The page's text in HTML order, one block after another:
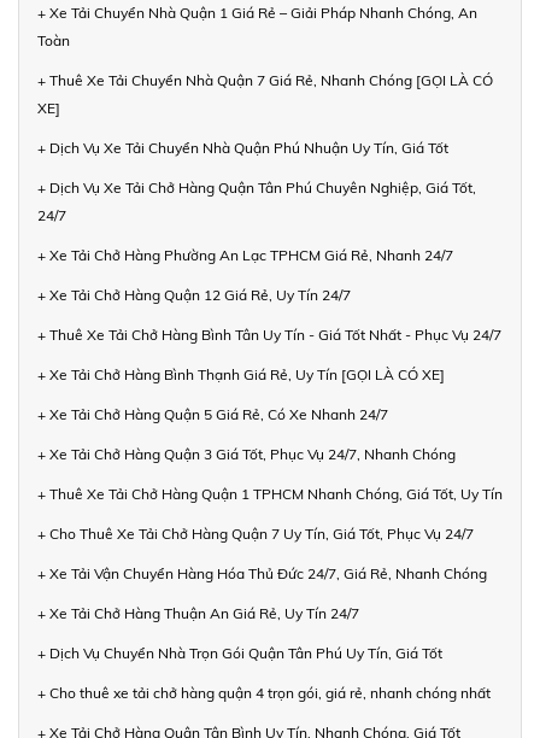
+ Xe Tải Chuyển Nhà Quận 1 Giá Rẻ – Giải Pháp Nhanh Chóng, An
Toàn
+ Thuê Xe Tải Chuyển Nhà Quận 7 Giá Rẻ, Nhanh Chóng [GỌI LÀ CÓ
XE]
+ Dịch Vụ Xe Tải Chuyển Nhà Quận Phú Nhuận Uy Tín, Giá Tốt
+ Dịch Vụ Xe Tải Chở Hàng Quận Tân Phú Chuyên Nghiệp, Giá Tốt,
24/7
+ Xe Tải Chở Hàng Phường An Lạc TPHCM Giá Rẻ, Nhanh 24/7
+ Xe Tải Chở Hàng Quận 12 Giá Rẻ, Uy Tín 24/7
+ Thuê Xe Tải Chở Hàng Bình Tân Uy Tín - Giá Tốt Nhất - Phục Vụ 24/7
+ Xe Tải Chở Hàng Bình Thạnh Giá Rẻ, Uy Tín [GỌI LÀ CÓ XE]
+ Xe Tải Chở Hàng Quận 5 Giá Rẻ, Có Xe Nhanh 24/7
+ Xe Tải Chở Hàng Quận 3 Giá Tốt, Phục Vụ 24/7, Nhanh Chóng
+ Thuê Xe Tải Chở Hàng Quận 1 TPHCM Nhanh Chóng, Giá Tốt, Uy Tín
+ Cho Thuê Xe Tải Chở Hàng Quận 7 Uy Tín, Giá Tốt, Phục Vụ 24/7
+ Xe Tải Vận Chuyển Hàng Hóa Thủ Đức 24/7, Giá Rẻ, Nhanh Chóng
+ Xe Tải Chở Hàng Thuận An Giá Rẻ, Uy Tín 24/7
+ Dịch Vụ Chuyển Nhà Trọn Gói Quận Tân Phú Uy Tín, Giá Tốt
+ Cho thuê xe tải chở hàng quận 4 trọn gói, giá rẻ, nhanh chóng nhất
+ Xe Tải Chở Hàng Quận Tân Bình Uy Tín, Nhanh Chóng, Giá Tốt